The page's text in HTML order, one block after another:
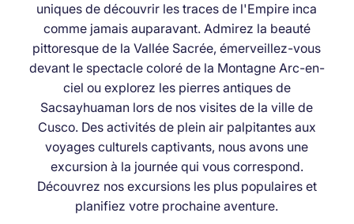
uniques de découvrir les traces de l'Empire inca
comme jamais auparavant. Admirez la beauté
pittoresque de la Vallée Sacrée, émerveillez-vous
devant le spectacle coloré de la Montagne Arc-en-
ciel ou explorez les pierres antiques de
Sacsayhuaman lors de nos visites de la ville de
Cusco. Des activités de plein air palpitantes aux
voyages culturels captivants, nous avons une
excursion à la journée qui vous correspond.
Découvrez nos excursions les plus populaires et
planifiez votre prochaine aventure.